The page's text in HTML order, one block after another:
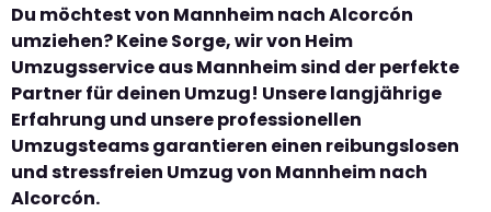
Du möchtest von Mannheim nach Alcorcón
umziehen? Keine Sorge, wir von Heim
Umzugsservice aus Mannheim sind der perfekte
Partner für deinen Umzug! Unsere langjährige
Erfahrung und unsere professionellen
Umzugsteams garantieren einen reibungslosen
und stressfreien Umzug von Mannheim nach
Alcorcón.